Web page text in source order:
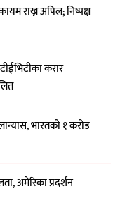
राख्न अपिल; निष्पक्ष
करार
भारतको १ करोड
अमेरिका प्रदर्शन